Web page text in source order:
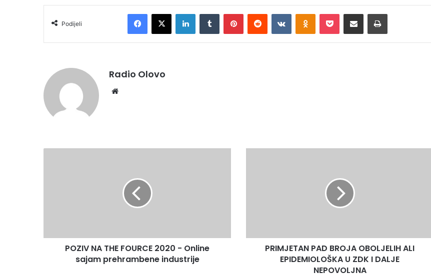
Podijeli
Facebook
X LinkedInTumblr PinterestReddit VKontakteOdnoklassniki
Pocket Podijeli putem Emaila Print
Radio Olovo
prehrambene
industrijePOZIV NA THE FOURCE 2020 - Online
sajam prehrambene industrije
I
NEPOVOLJNA
PRIMJETAN PAD BROJA OBOLJELIH ALI
EPIDEMIOLOŠKA U ZDK I DALJE
NEPOVOLJNA